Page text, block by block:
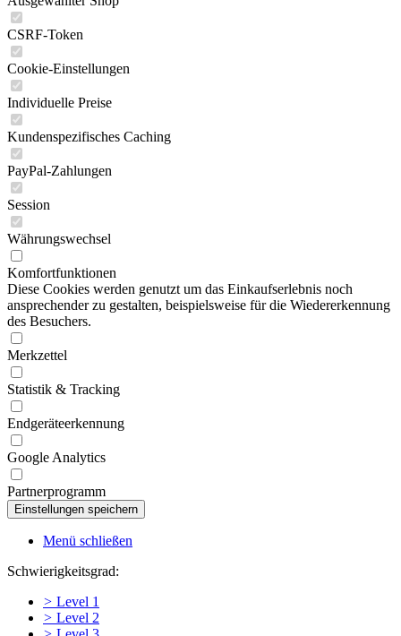
CSRF-Token
Cookie-Einstellungen
Individuelle Preise
Kundenspezifisches Caching
PayPal-Zahlungen
Session
Währungswechsel
Komfortfunktionen
Diese Cookies werden genutzt um das Einkaufserlebnis noch
ansprechender zu gestalten, beispielsweise für die Wiedererkennung
des Besuchers.
Merkzettel
Statistik & Tracking
Endgeräteerkennung
Google Analytics
Partnerprogramm
Menü schließen
Schwierigkeitsgrad:
> Level 1
> Level 2